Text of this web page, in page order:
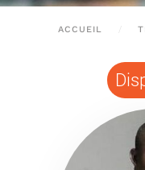
ACCUEIL